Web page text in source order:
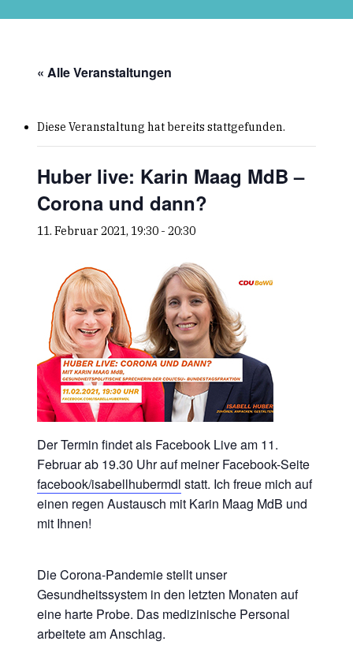
« Alle Veranstaltungen
Diese Veranstaltung hat bereits stattgefunden.
Huber live: Karin Maag MdB –
Corona und dann?
11. Februar 2021, 19:30- 20:30
Der Termin findet als Facebook Live am 11.
Februar ab 19.30 Uhr auf meiner Facebook-Seite
facebook/isabellhubermdl statt. Ich freue mich auf
einen regen Austausch mit Karin Maag MdB und
mit Ihnen!
Die Corona-Pandemie stellt unser
Gesundheitssystem in den letzten Monaten auf
eine harte Probe. Das medizinische Personal
arbeitete am Anschlag.